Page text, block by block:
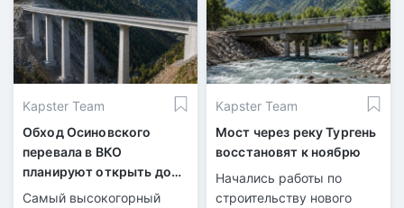
Kapster Team
Обход Осиновского
перевала в ВКО
планируют открыть до
конца 2026 года
Самый высокогорный
Kapster Team
Мост через реку Тургень
восстановят к ноябрю
Начались работы по
строительству нового